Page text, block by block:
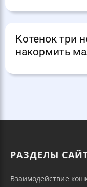
Котенок три
накормить
РАЗДЕЛЫ
Взаимодействие